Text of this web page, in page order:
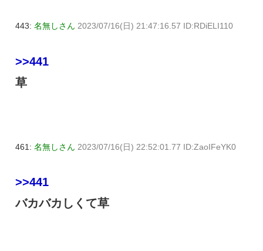
443: 名無しさん 2023/07/16(日) 21:47:16.57 ID:RDiELI110
>>441
草
461: 名無しさん 2023/07/16(日) 22:52:01.77 ID:ZaoIFeYK0
>>441
バカバカしくて草